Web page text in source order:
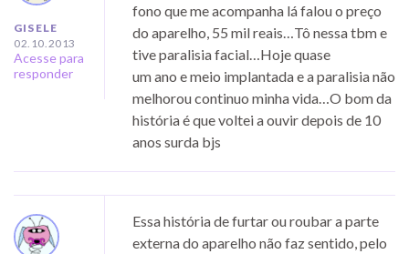
GISELE
02.10.2013
Acesse para
responder
fono que me acompanha lá falou o preço
do aparelho, 55 mil reais…Tô nessa tbm e
tive paralisia facial…Hoje quase
um ano e meio implantada e a paralisia não
melhorou continuo minha vida…O bom da
história é que voltei a ouvir depois de 10
anos surda bjs
Essa história de furtar ou roubar a parte
externa do aparelho não faz sentido, pelo